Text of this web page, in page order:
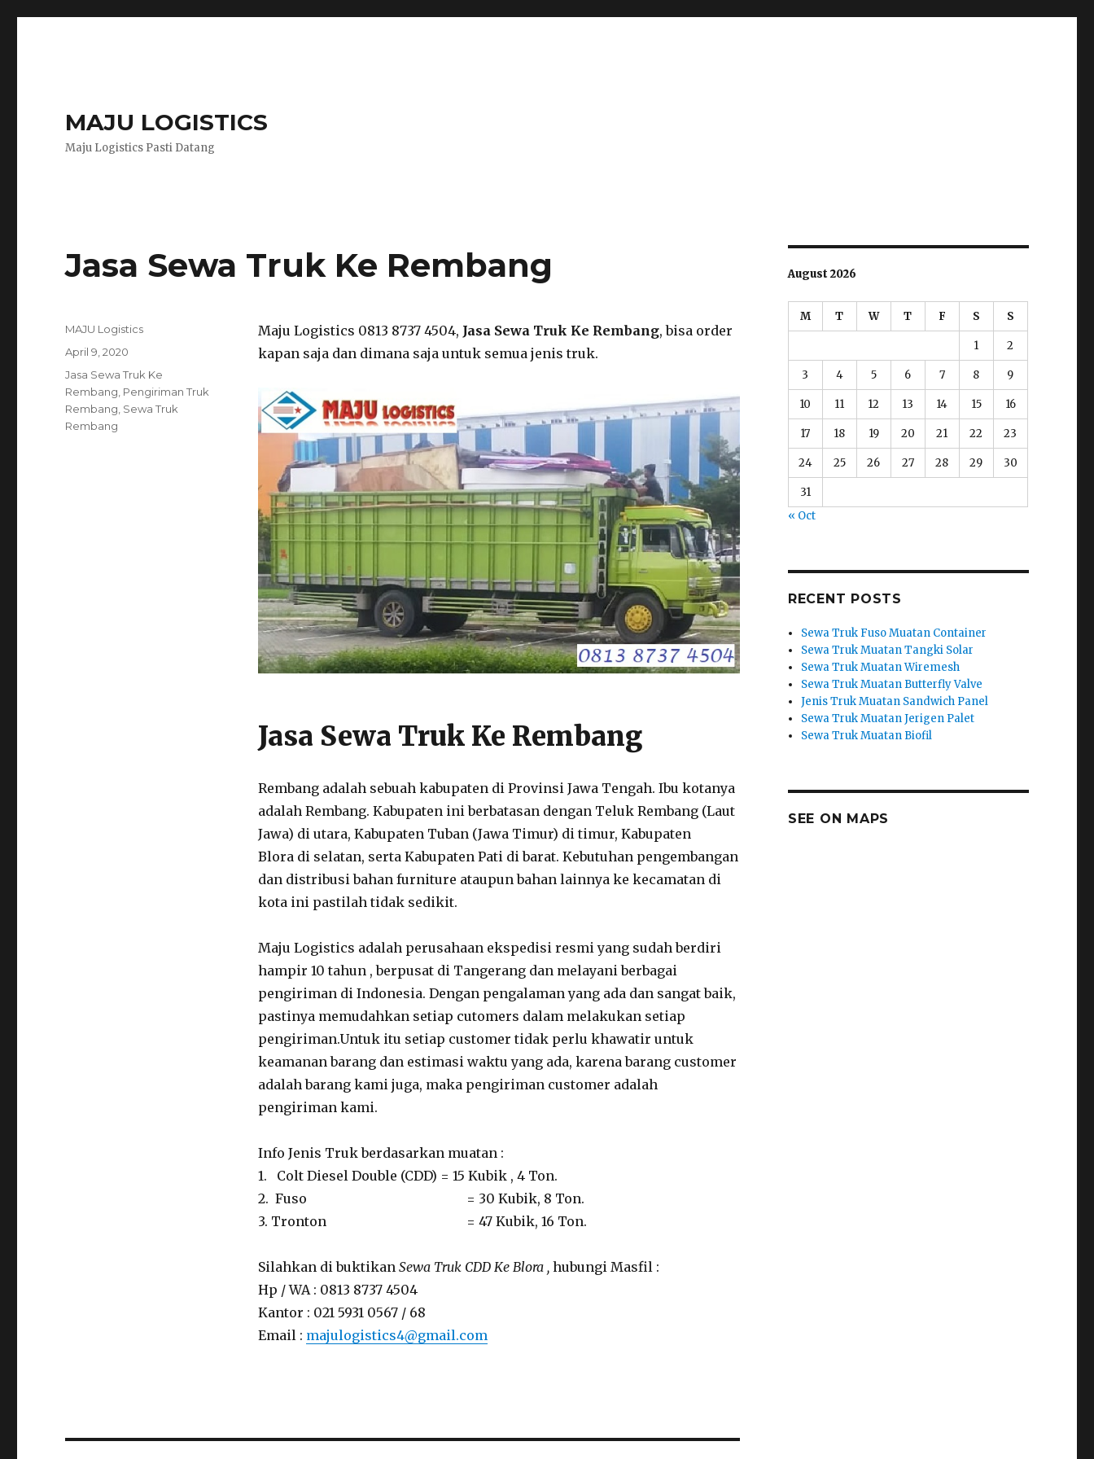
MAJU LOGISTICS
Maju Logistics Pasti Datang
Jasa Sewa Truk Ke Rembang
Maju Logistics 0813 8737 4504, Jasa Sewa Truk Ke Rembang, bisa order
kapan saja dan dimana saja untuk semua jenis truk.
Jasa Sewa Truk Ke Rembang
Rembang adalah sebuah kabupaten di Provinsi Jawa Tengah. Ibu kotanya
adalah Rembang. Kabupaten ini berbatasan dengan Teluk Rembang (Laut
Jawa) di utara, Kabupaten Tuban (Jawa Timur) di timur, Kabupaten
Blora di selatan, serta Kabupaten Pati di barat. Kebutuhan pengembangan
dan distribusi bahan furniture ataupun bahan lainnya ke kecamatan di
kota ini pastilah tidak sedikit.
Maju Logistics adalah perusahaan ekspedisi resmi yang sudah berdiri
hampir 10 tahun , berpusat di Tangerang dan melayani berbagai
pengiriman di Indonesia. Dengan pengalaman yang ada dan sangat baik,
pastinya memudahkan setiap cutomers dalam melakukan setiap
pengiriman.Untuk itu setiap customer tidak perlu khawatir untuk
keamanan barang dan estimasi waktu yang ada, karena barang customer
adalah barang kami juga, maka pengiriman customer adalah
pengiriman kami.
Info Jenis Truk berdasarkan muatan :
1. Colt Diesel Double (CDD) = 15 Kubik , 4 Ton.
2. Fuso = 30 Kubik, 8 Ton.
3. Tronton = 47 Kubik, 16 Ton.
Silahkan di buktikan Sewa Truk CDD Ke Blora , hubungi Masfil :
Hp / WA : 0813 8737 4504
Kantor : 021 5931 0567 / 68
Email : majulogistics4@gmail.com
Author
MAJU Logistics
Posted
on
April 9, 2020
Tags
Jasa Sewa Truk Ke
Rembang Pengiriman Truk
Rembang Sewa Truk
Rembang
August 2026
M T W T F S S
1 2
3 4 5 6 7 8 9
10 11 12 13 14 15 16
17 18 19 20 21 22 23
24 25 26 27 28 29 30
31
« Oct
RECENT POSTS
Sewa Truk Fuso Muatan Container
Sewa Truk Muatan Tangki Solar
Sewa Truk Muatan Wiremesh
Sewa Truk Muatan Butterfly Valve
Jenis Truk Muatan Sandwich Panel
Sewa Truk Muatan Jerigen Palet
Sewa Truk Muatan Biofil
SEE ON MAPS